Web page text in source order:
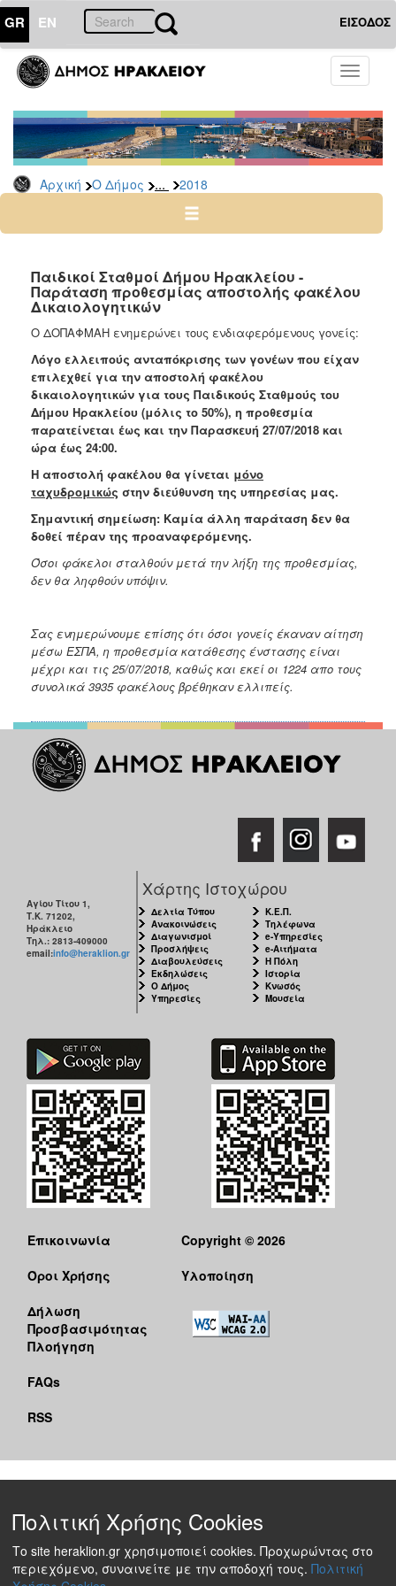
GR EN ΕΙΣΟΔΟΣ
Toggle
Αρχική Ο Δήμος ... 2018
ΔΗΜΟΣ
Δελτία
Τύπου
Αρχείο
2026
2024
2022
2019
2018
2017
2016
2015
2013
2012
2011
2010
ΜΑΣ
ΠΟΛΙΤΙΣΜΟΣ
Παιδικοί Σταθμοί Δήμου Ηρακλείου -
Παράταση προθεσμίας αποστολής φακέλου
Δικαιολογητικών
Ο ΔΟΠΑΦΜΑΗ ενημερώνει τους ενδιαφερόμενους γονείς:
Λόγο ελλειπούς ανταπόκρισης των γονέων που είχαν
επιλεχθεί για την αποστολή φακέλου
δικαιολογητικών για τους Παιδικούς Σταθμούς του
Δήμου Ηρακλείου (μόλις το 50%), η προθεσμία
παρατείνεται έως και την Παρασκευή 27/07/2018 και
ώρα έως 24:00.
Η αποστολή φακέλου θα γίνεται μόνο
ταχυδρομικώς στην διεύθυνση της υπηρεσίας μας.
Σημαντική σημείωση: Καμία άλλη παράταση δεν θα
δοθεί πέραν της προαναφερόμενης.
Όσοι φάκελοι σταλθούν μετά την λήξη της προθεσμίας,
δεν θα ληφθούν υπόψιν.
Σας ενημερώνουμε επίσης ότι όσοι γονείς έκαναν αίτηση
μέσω ΕΣΠΑ, η προθεσμία κατάθεσης ένστασης είναι
μέχρι και τις 25/07/2018, καθώς και εκεί οι 1224 απο τους
συνολικά 3935 φακέλους βρέθηκαν ελλιπείς.
Αγίου Τίτου 1,
Τ.Κ. 71202,
Ηράκλειο
Τηλ.: 2813-409000
email:info@heraklion.gr
Χάρτης Ιστοχώρου
Δελτία Τύπου
Ανακοινώσεις
Διαγωνισμοί
Προσλήψεις
Διαβουλεύσεις
Εκδηλώσεις
Ο Δήμος
Υπηρεσίες
Κ.Ε.Π.
Τηλέφωνα
e-Υπηρεσίες
e-Αιτήματα
Η Πόλη
Ιστορία
Κνωσός
Μουσεία
Επικοινωνία
Όροι Χρήσης
Δήλωση
Προσβασιμότητας
Πλοήγηση
FAQs
RSS
Copyright © 2026
Υλοποίηση
Πολιτική Χρήσης Cookies
Το site heraklion.gr χρησιμοποιεί cookies. Προχωρώντας στο
περιεχόμενο, συναινείτε με την αποδοχή τους. Πολιτική